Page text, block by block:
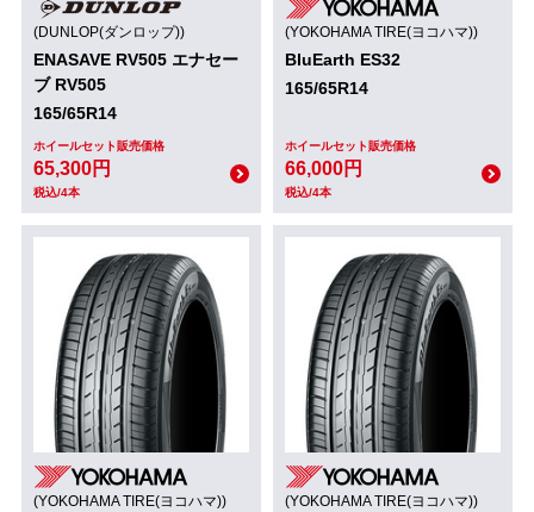
(DUNLOP(ダンロップ))
ENASAVE RV505 エナセー
ブ RV505
165/65R14
ホイールセット販売価格
65,300円
税込/4本
(YOKOHAMA TIRE(ヨコハマ))
BluEarth ES32
165/65R14
ホイールセット販売価格
66,000円
税込/4本
(YOKOHAMA TIRE(ヨコハマ)) (YOKOHAMA TIRE(ヨコハマ))